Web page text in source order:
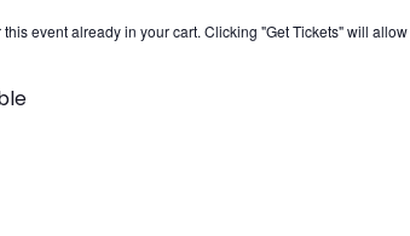
event already in your cart. Clicking "Get Tickets" will